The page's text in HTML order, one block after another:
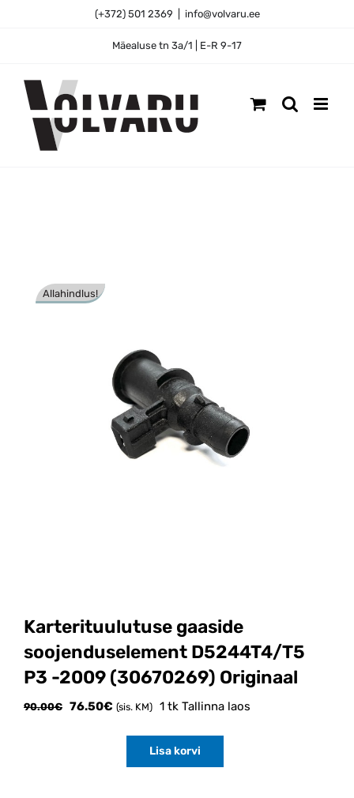
(+372) 501 2369 info@volvaru.ee
Mäealuse tn 3a/1 | E-R 9-17
Allahindlus!
Karterituulutuse gaaside
soojenduselement D5244T4/T5
P3 -2009 (30670269) Originaal
90.00€ Algne
76.50€ Current
76.50€.
(sis. KM) 1 tk Tallinna laos
Karterituulutuse
Lisa korvi